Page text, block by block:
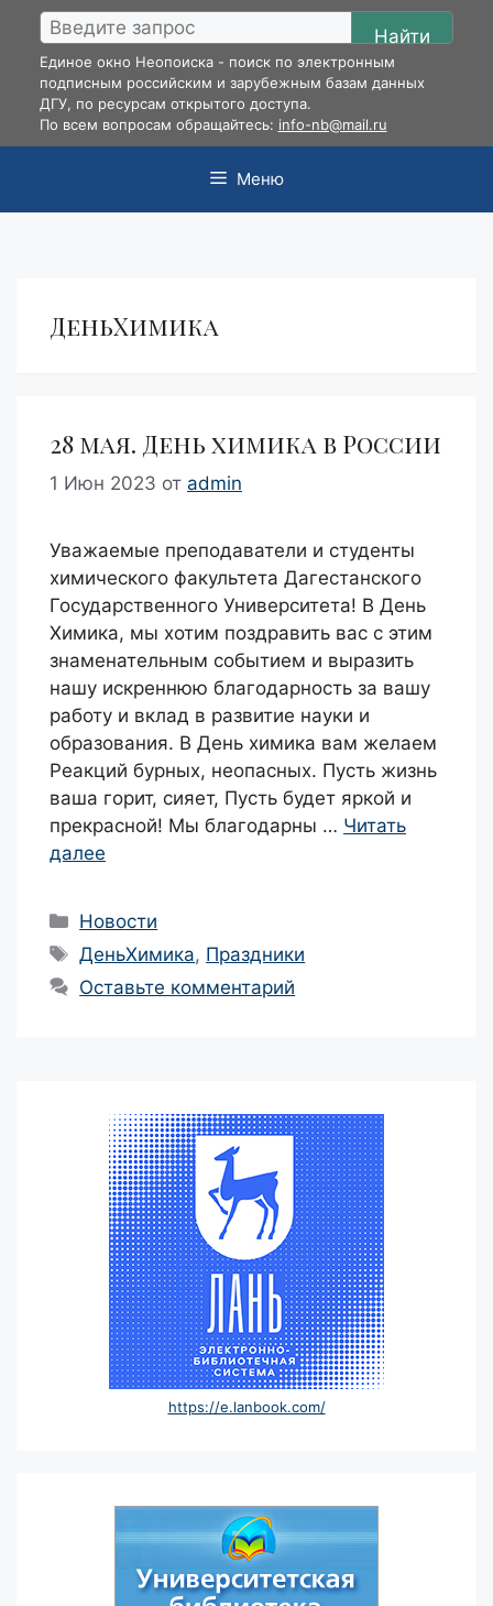
Перейти
содержимому
Найти
Единое окно Неопоиска - поиск по электронным
подписным российским и зарубежным базам данных
ДГУ, по ресурсам открытого доступа.
По всем вопросам обращайтесь: info-nb@mail.ru
Меню
ДеньХимика
28 мая. День химика в России
1 Июн 2023 от admin
Уважаемые преподаватели и студенты
химического факультета Дагестанского
Государственного Университета! В День
Химика, мы хотим поздравить вас с этим
знаменательным событием и выразить
нашу искреннюю благодарность за вашу
работу и вклад в развитие науки и
образования. В День химика вам желаем
Реакций бурных, неопасных. Пусть жизнь
ваша горит, сияет, Пусть будет яркой и
прекрасной! Мы благодарны … Читать
далее
Рубрики
Новости
Метки
ДеньХимика, Праздники
Оставьте комментарий
https://e.lanbook.com/